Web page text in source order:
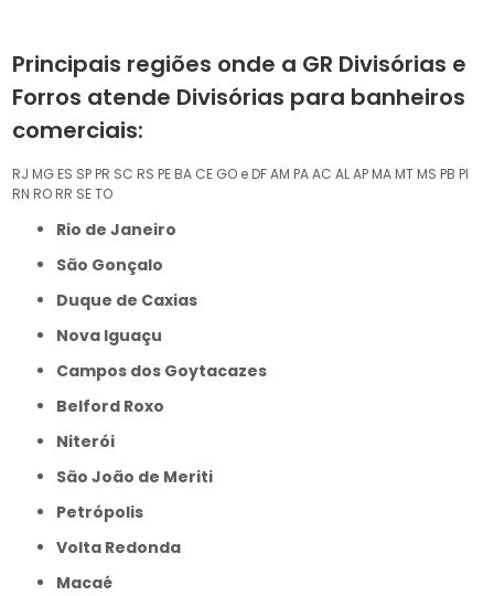
Principais regiões onde a GR Divisórias e
Forros atende Divisórias para banheiros
comerciais:
RJ MG ES SP PR SC RS PE BA CE GO e DFAM PAAC ALAP MA MT MS PB PI
RN RO RR SETO
Rio de Janeiro
São Gonçalo
Duque de Caxias
Nova Iguaçu
Campos dos Goytacazes
Belford Roxo
Niterói
São João de Meriti
Petrópolis
Volta Redonda
Macaé